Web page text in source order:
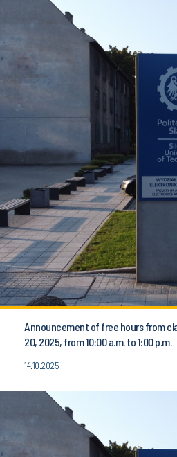
Announcement of free hours from
20, 2025, from 10:00 a.m. to 1:00 p.m.
14.10.2025